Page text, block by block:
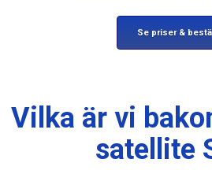
Se priser & beställ
Vilka är vi
satellite